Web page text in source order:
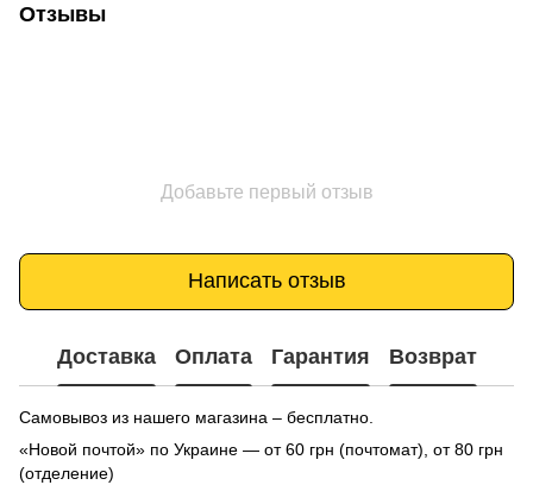
Отзывы
Добавьте первый отзыв
Написать отзыв
Доставка Оплата Гарантия Возврат
Самовывоз из нашего магазина – бесплатно.
«Новой почтой» по Украине — от 60 грн (почтомат), от 80 грн
(отделение)